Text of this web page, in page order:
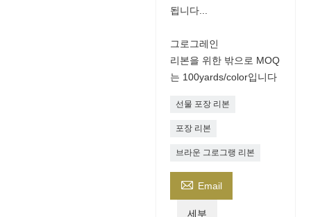
됩니다...
그로그레인
리본을 위한 밖으로 MOQ
는 100yards/color입니다
선물 포장 리본
포장 리본
브라운 그로그랭 리본
 Email
세부